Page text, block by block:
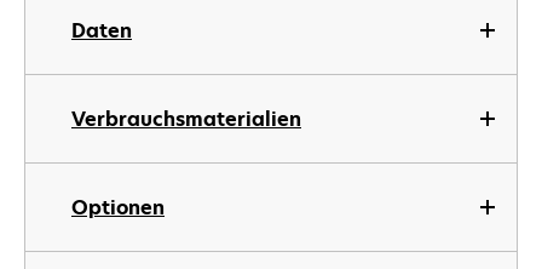
Daten
Verbrauchsmaterialien
Optionen